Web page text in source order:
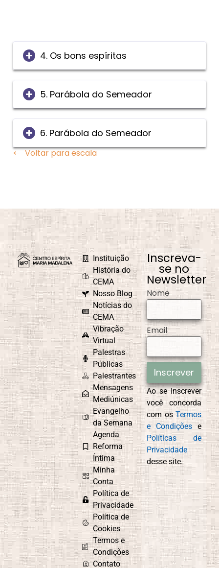
4. Os bons espíritas
5. Parábola do Semeador
6. Parábola do Semeador
Voltar para escala
Instituição
História do
CEMA
Nosso Blog
Notícias do
CEMA
Vibração
Virtual
Palestras
Públicas
Palestrantes
Mensagens
Mediúnicas
Evangelho
da Semana
Agenda
Reforma
Íntima
Minha
Conta
Política de
Privacidade
Política de
Cookies
Termos e
Condições
Contato
Inscreva-
se no
Newsletter
Nome
Email
Inscrever
Ao se Inscrever
você concorda
com osTermos
e Condições e
Políticas de
Privacidade
desse site.